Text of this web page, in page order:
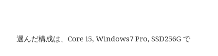
選んだ構成は、Core i5, Windows7 Pro, SSD256G で